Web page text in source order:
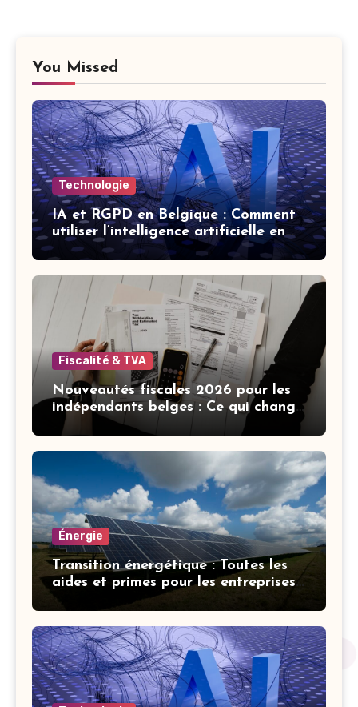
You Missed
Technologie
IA et RGPD en Belgique : Comment
utiliser l’intelligence artificielle en
respectant la vie privée
Fiscalité & TVA
Nouveautés fiscales 2026 pour les
indépendants belges : Ce qui change
cette année
Énergie
Transition énergétique : Toutes les
aides et primes pour les entreprises
belges en 2026